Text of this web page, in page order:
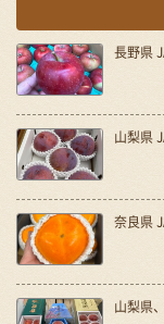
長野県
山梨県
奈良県
山梨県